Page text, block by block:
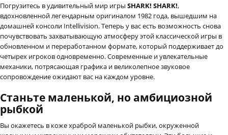
Погрузитесь в удивительный мир игры SHARK! SHARK!,
вдохновленной легендарным оригиналом 1982 года, вышедшим на
домашней консоли Intellivision. Теперь у вас есть возможность снова
почувствовать захватывающую атмосферу этой классической игры в
обновленном и переработанном формате, который поддерживает до
четырех игроков одновременно. Современные и увлекательные
механики, потрясающая графика и великолепное звуковое
сопровождение ожидают вас на каждом уровне.
Станьте маленькой, но амбициозной
рыбкой
Вы окажетесь в коже храброй маленькой рыбки, окруженной